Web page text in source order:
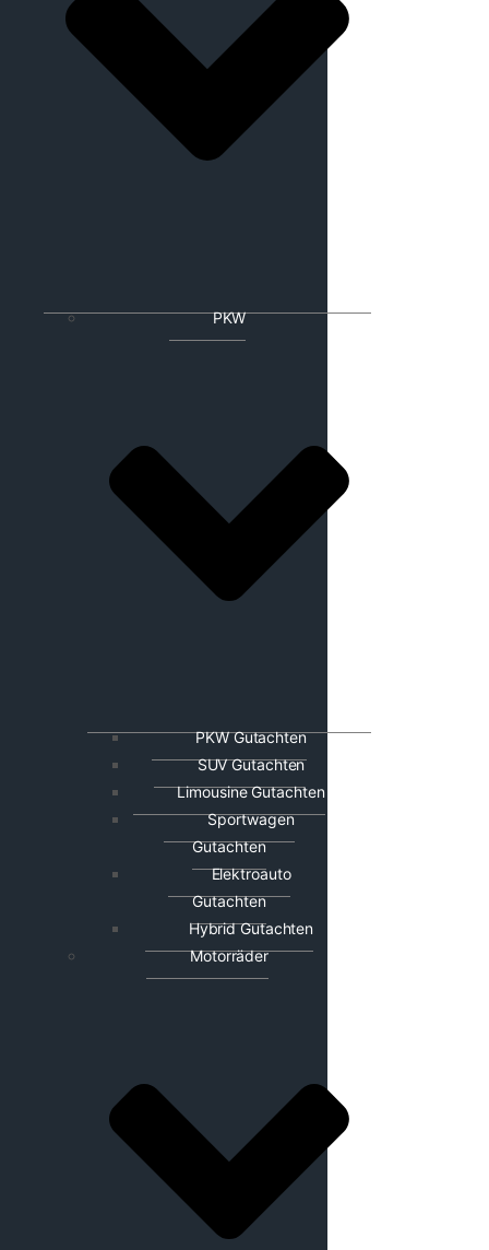
PKW
PKW Gutachten
SUV Gutachten
Limousine Gutachten
Sportwagen
Gutachten
Elektroauto
Gutachten
Hybrid Gutachten
Motorräder